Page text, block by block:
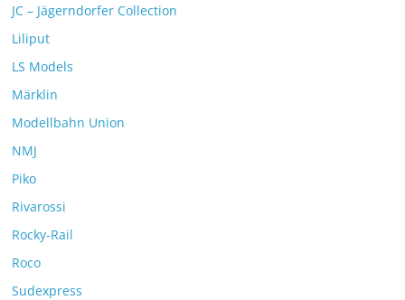
JC – Jägerndorfer Collection
Liliput
LS Models
Märklin
Modellbahn Union
NMJ
Piko
Rivarossi
Rocky-Rail
Roco
Sudexpress